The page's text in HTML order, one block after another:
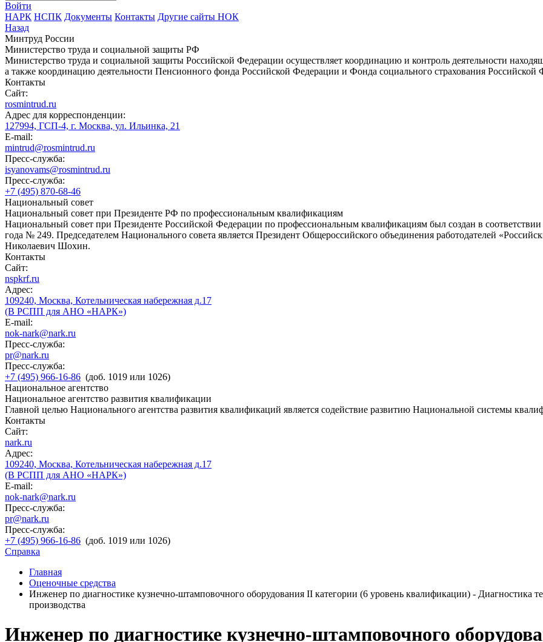
Войти
НАРК НСПК Документы Контакты Другие сайты НОК
Назад
Минтруд России
Министерство труда и социальной защиты РФ
Министерство труда и социальной защиты Российской Федерации осуществляет координацию и контроль деятельности
а также координацию деятельности Пенсионного фонда Российской Федерации и Фонда социального страхования Российской
Контакты
Сайт:
rosmintrud.ru
Адрес для корреспонденции:
127994, ГСП-4, г. Москва, ул. Ильинка, 21
E-mail:
mintrud@rosmintrud.ru
Пресс-служба:
isyanovams@rosmintrud.ru
Пресс-служба:
+7 (495) 870-68-46
Национальный совет
Национальный совет при Президенте РФ по профессиональным квалификациям
Национальный совет при Президенте Российской Федерации по профессиональным квалификациям был создан в
года № 249. Председателем Национального совета является Президент Общероссийского объединения работодателей
Николаевич Шохин.
Контакты
Сайт:
nspkrf.ru
Адрес:
109240, Москва, Котельническая набережная д.17
(В РСПП для АНО «НАРК»)
E-mail:
nok-nark@nark.ru
Пресс-служба:
pr@nark.ru
Пресс-служба:
+7 (495) 966-16-86 (доб. 1019 или 1026)
Национальное агентство
Национальное агентство развития квалификации
Главной целью Национального агентства развития квалификаций является содействие развитию Национальной системы
Контакты
Сайт:
nark.ru
Адрес:
109240, Москва, Котельническая набережная д.17
(В РСПП для АНО «НАРК»)
E-mail:
nok-nark@nark.ru
Пресс-служба:
pr@nark.ru
Пресс-служба:
+7 (495) 966-16-86 (доб. 1019 или 1026)
Справка
Главная
Оценочные средства
Инженер по диагностике кузнечно-штамповочного оборудования II категории (6 уровень квалификации) - Диагностика
производства
Инженер по диагностике кузнечно-штамповочного